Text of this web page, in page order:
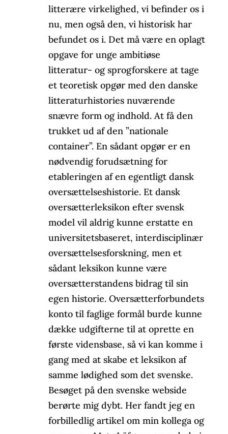
litterære virkelighed, vi befinder os i
nu, men også den, vi historisk har
befundet os i. Det må være en oplagt
opgave for unge ambitiøse
litteratur- og sprogforskere at tage
et teoretisk opgør med den danske
litteraturhistories nuværende
snævre form og indhold. At få den
trukket ud af den ”nationale
container”. En sådant opgør er en
nødvendig forudsætning for
etableringen af en egentligt dansk
oversættelseshistorie. Et dansk
oversætterleksikon efter svensk
model vil aldrig kunne erstatte en
universitetsbaseret, interdisciplinær
oversættelsesforskning, men et
sådant leksikon kunne være
oversætterstandens bidrag til sin
egen historie. Oversætterforbundets
konto til faglige formål burde kunne
dække udgifterne til at oprette en
første vidensbase, så vi kan komme i
gang med at skabe et leksikon af
samme lødighed som det svenske.
Besøget på den svenske webside
berørte mig dybt. Her fandt jeg en
forbilledlig artikel om min kollega og